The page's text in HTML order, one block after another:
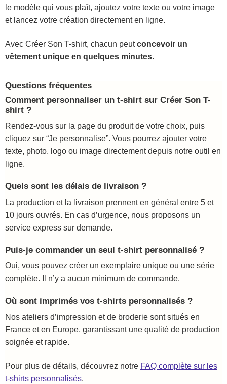
le modèle qui vous plaît, ajoutez votre texte ou votre image
et lancez votre création directement en ligne.
Avec Créer Son T-shirt, chacun peutconcevoir un
vêtement unique en quelques minutes.
Questions fréquentes
Comment personnaliser un t-shirt sur Créer Son T-
shirt ?
Rendez-vous sur la page du produit de votre choix, puis
cliquez sur “Je personnalise”. Vous pourrez ajouter votre
texte, photo, logo ou image directement depuis notre outil en
ligne.
Quels sont les délais de livraison ?
La production et la livraison prennent en général entre 5 et
10 jours ouvrés. En cas d’urgence, nous proposons un
service express sur demande.
Puis-je commander un seul t-shirt personnalisé ?
Oui, vous pouvez créer un exemplaire unique ou une série
complète. Il n’y a aucun minimum de commande.
Où sont imprimés vos t-shirts personnalisés ?
Nos ateliers d’impression et de broderie sont situés en
France et en Europe, garantissant une qualité de production
soignée et rapide.
Pour plus de détails, découvrez notre FAQ complète sur les
t-shirts personnalisés.